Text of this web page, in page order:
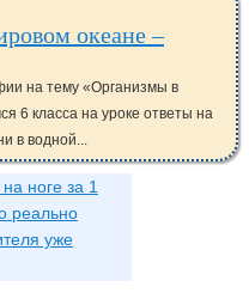
на тему «Организмы в
6 класса на уроке ответы на
в водной...
ноге за 1
реально
уже